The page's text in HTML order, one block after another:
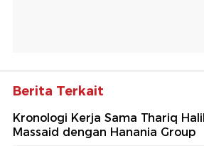
Berita Terkait
Kronologi Kerja Sama Thariq
Massaid dengan Hanania Group